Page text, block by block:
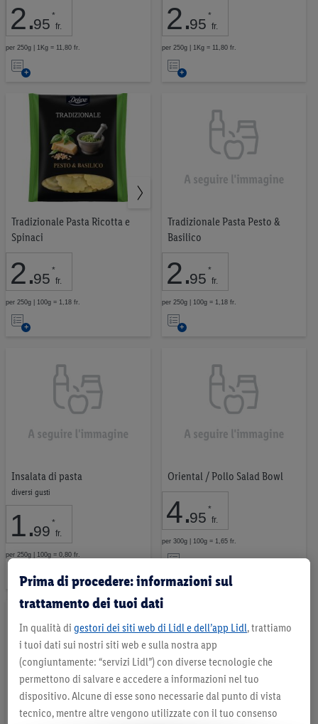
2.95 *
fr.
per 250g | 1Kg = 11,80 fr.
Nell’elenco
2.95 *
fr.
per 250g | 1Kg = 11,80 fr.
Nell’elenco
Tradizionale Pasta Ricotta e
Spinaci
2.95 *
fr.
per 250g | 100g = 1,18 fr.
Nell’elenco
Tradizionale Pasta Pesto &
Basilico
2.95 *
fr.
per 250g | 100g = 1,18 fr.
Nell’elenco
Insalata di pasta
diversi gusti
1.99 *
fr.
per 250g | 100g = 0,80 fr.
Nell’elenco
Oriental / Pollo Salad Bowl
4.95 *
fr.
per 300g | 100g = 1,65 fr.
Nell’elenco
Prima di procedere: informazioni sul
trattamento dei tuoi dati
In qualità di gestori dei siti web di Lidl e dell’app Lidl, trattiamo
i tuoi dati sui nostri siti web e sulla nostra app
(congiuntamente: “servizi Lidl”) con diverse tecnologie che
permettono di salvare e accedere a informazioni nel tuo
dispositivo. Alcune di esse sono necessarie dal punto di vista
tecnico, mentre altre vengono utilizzate con il tuo consenso